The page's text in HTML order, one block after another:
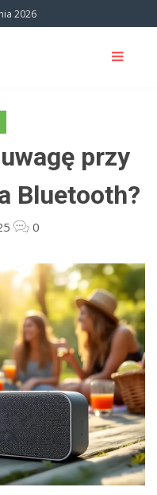
2026
przy
Bluetooth?
0